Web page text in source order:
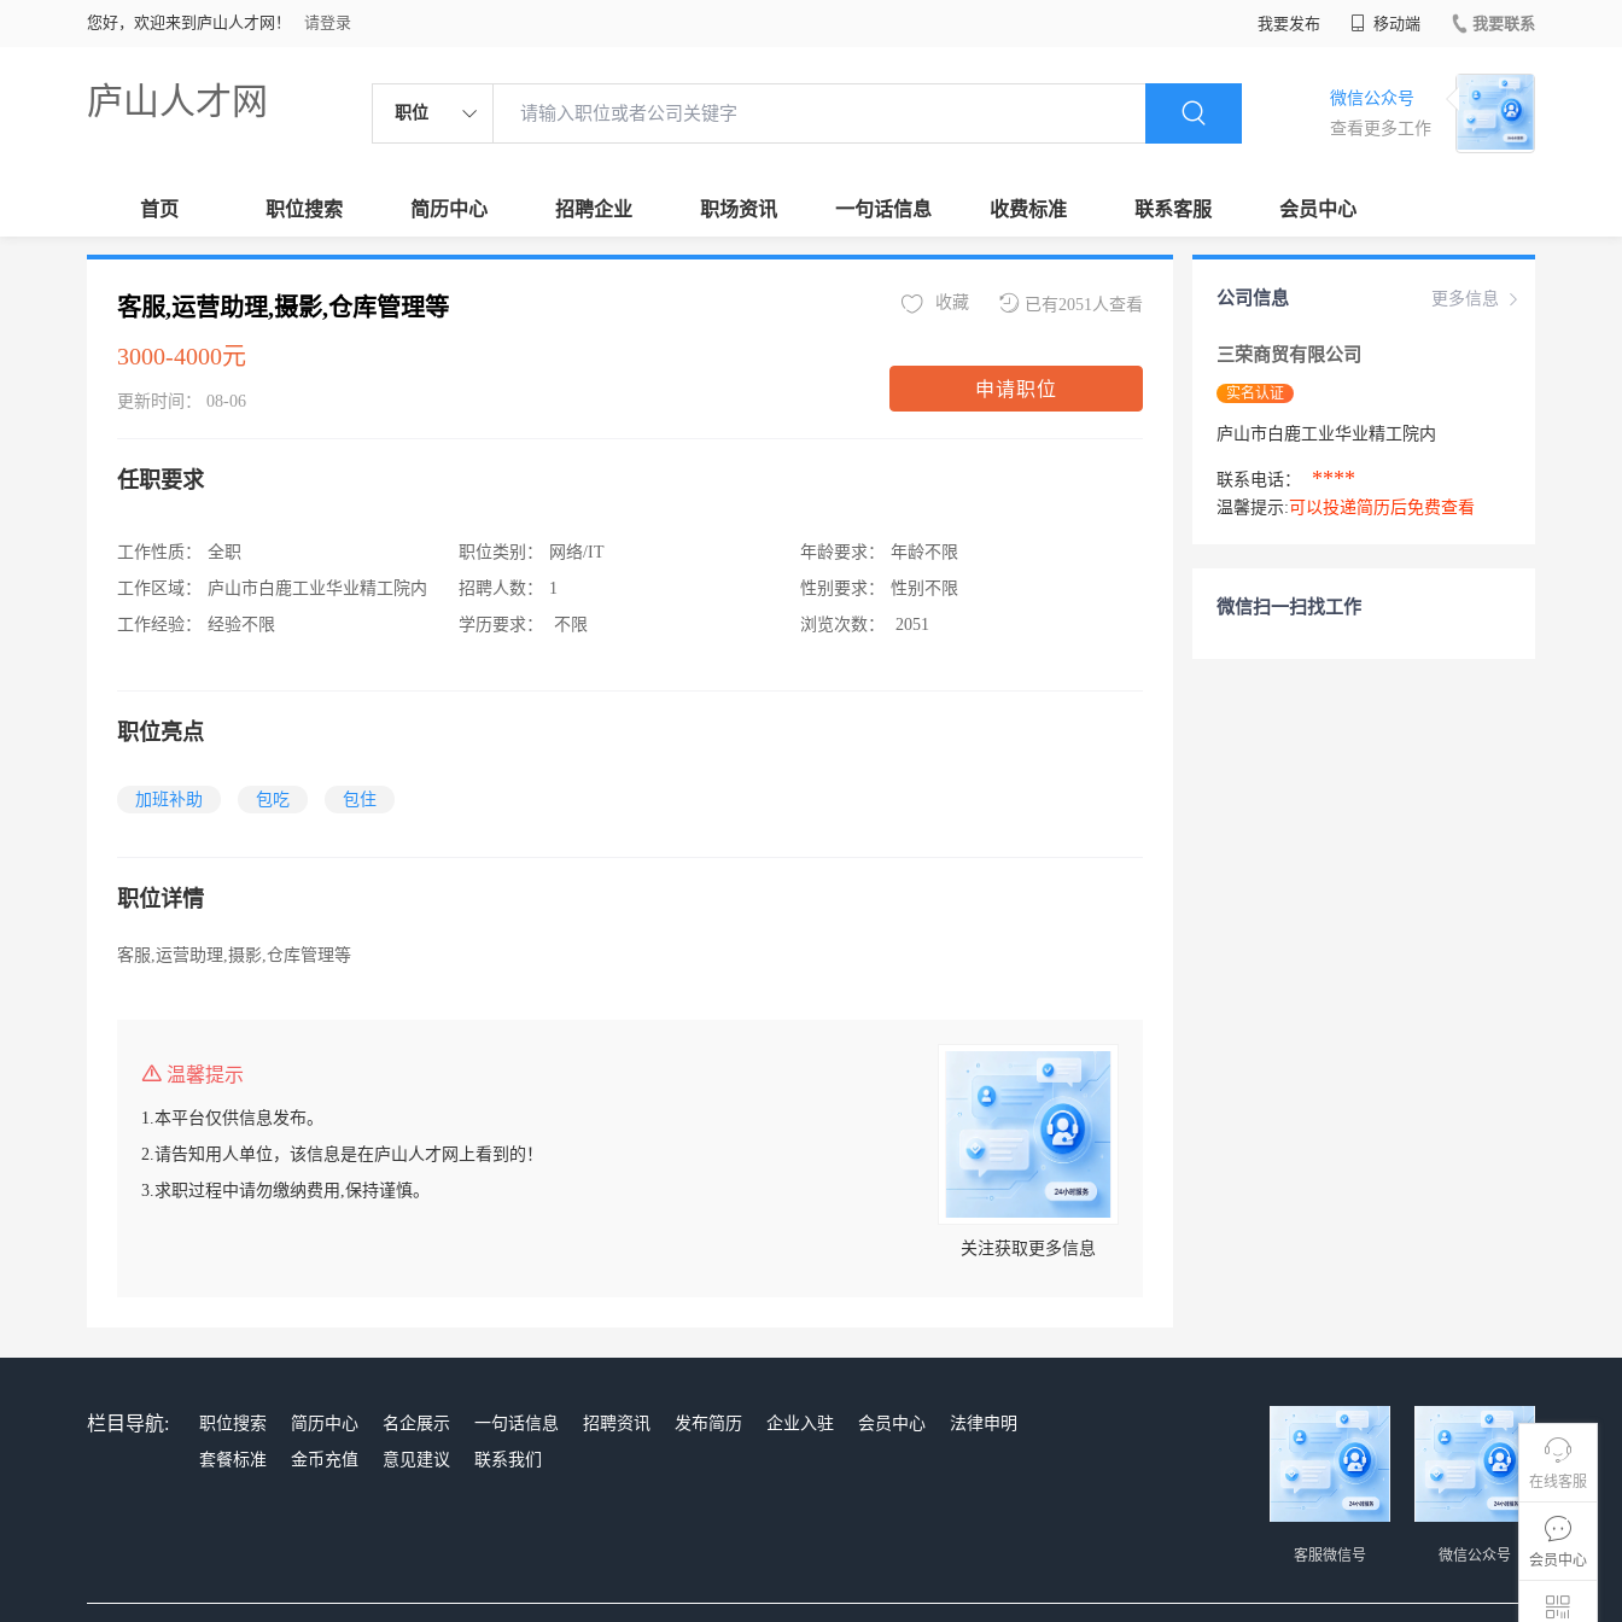
您好，欢迎来到庐山人才网！ 请登录 我要发布 移动端 我要联系
庐山人才网 职位
微信公众号
查看更多工作
首页 职位搜索 简历中心 招聘企业 职场资讯 一句话信息 收费标准 联系客服 会员中心
在线客服
会员中心
客服,运营助理,摄影,仓库管理等
3000-4000元
更新时间： 08-06
已有2051人查看
收藏
申请职位
任职要求
工作性质：
全职
工作区域：
庐山市白鹿工业华业精工院内
工作经验：
经验不限
职位类别：
网络/IT
招聘人数：
1
学历要求：
不限
年龄要求：
年龄不限
性别要求：
性别不限
浏览次数：
2051
职位亮点
加班补助 包吃 包住
职位详情
客服,运营助理,摄影,仓库管理等
温馨提示
1.本平台仅供信息发布。
2.请告知用人单位，该信息是在庐山人才网上看到的！
3.求职过程中请勿缴纳费用,保持谨慎。
关注获取更多信息
更多信息
公司信息
三荣商贸有限公司
实名认证
庐山市白鹿工业华业精工院内
联系电话： ****
温馨提示: 可以投递简历后免费查看
微信扫一扫找工作
栏目导航: 职位搜索 简历中心 名企展示 一句话信息 招聘资讯 发布简历 企业入驻 会员中心
法律申明
套餐标准
金币充值 意见建议 联系我们
微信公众号
客服微信号